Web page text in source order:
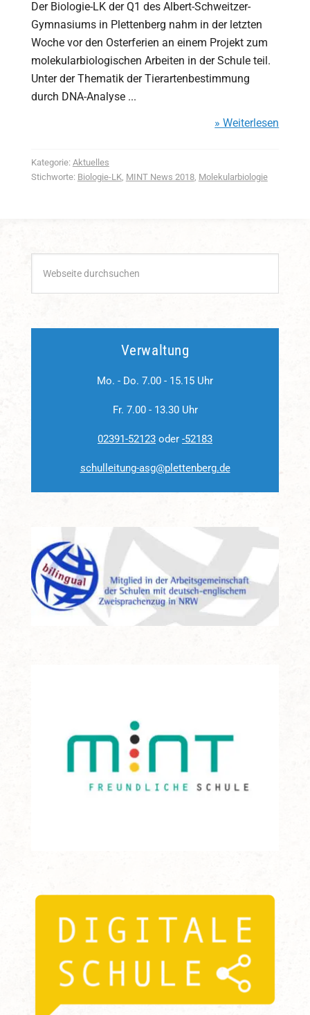
Der Biologie-LK der Q1 des Albert-Schweitzer-
Gymnasiums in Plettenberg nahm in der letzten
Woche vor den Osterferien an einem Projekt zum
molekularbiologischen Arbeiten in der Schule teil.
Unter der Thematik der Tierartenbestimmung
durch DNA-Analyse ...
» Weiterlesen
Kategorie: Aktuelles
Stichworte: Biologie-LK, MINT News 2018, Molekularbiologie
Verwaltung
Mo. - Do. 7.00 - 15.15 Uhr
Fr. 7.00 - 13.30 Uhr
02391-52123 oder -52183
schulleitung-asg@plettenberg.de